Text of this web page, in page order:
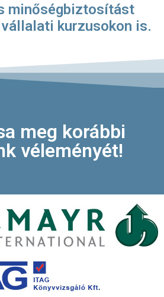
minőségbiztosítást
kurzusokon is.
meg korábbi
véleményét!